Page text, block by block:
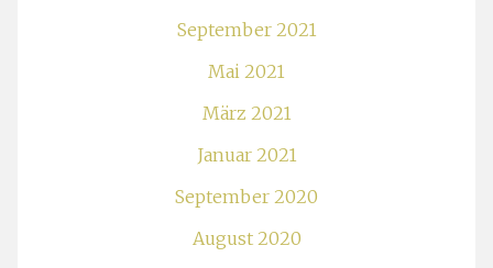
September 2021
Mai 2021
März 2021
Januar 2021
September 2020
August 2020